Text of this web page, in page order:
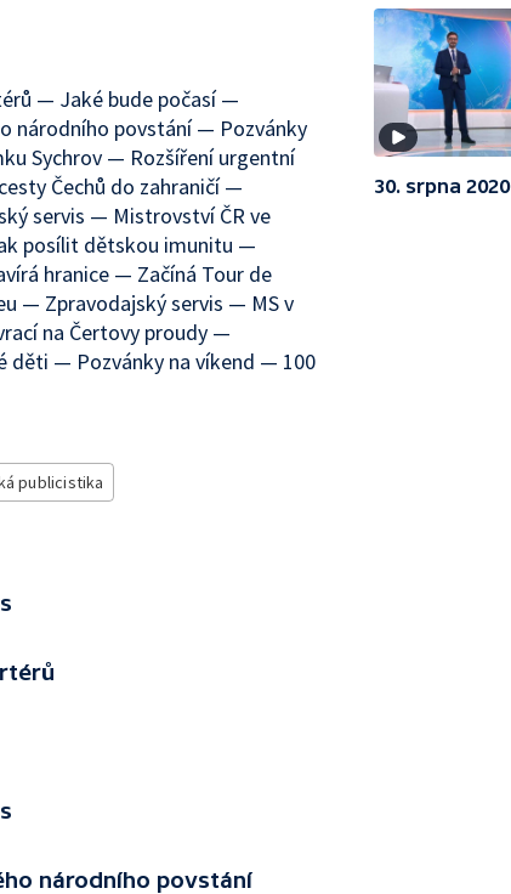
— Jaké bude počasí —
národního povstání — Pozvánky
Sychrov — Rozšíření urgentní
Čechů do zahraničí —
servis — Mistrovství ČR ve
posílit dětskou imunitu —
hranice — Začíná Tour de
— Zpravodajský servis — MS v
na Čertovy proudy —
děti — Pozvánky na víkend — 100
publicistika
národního povstání
30. srpna 2020